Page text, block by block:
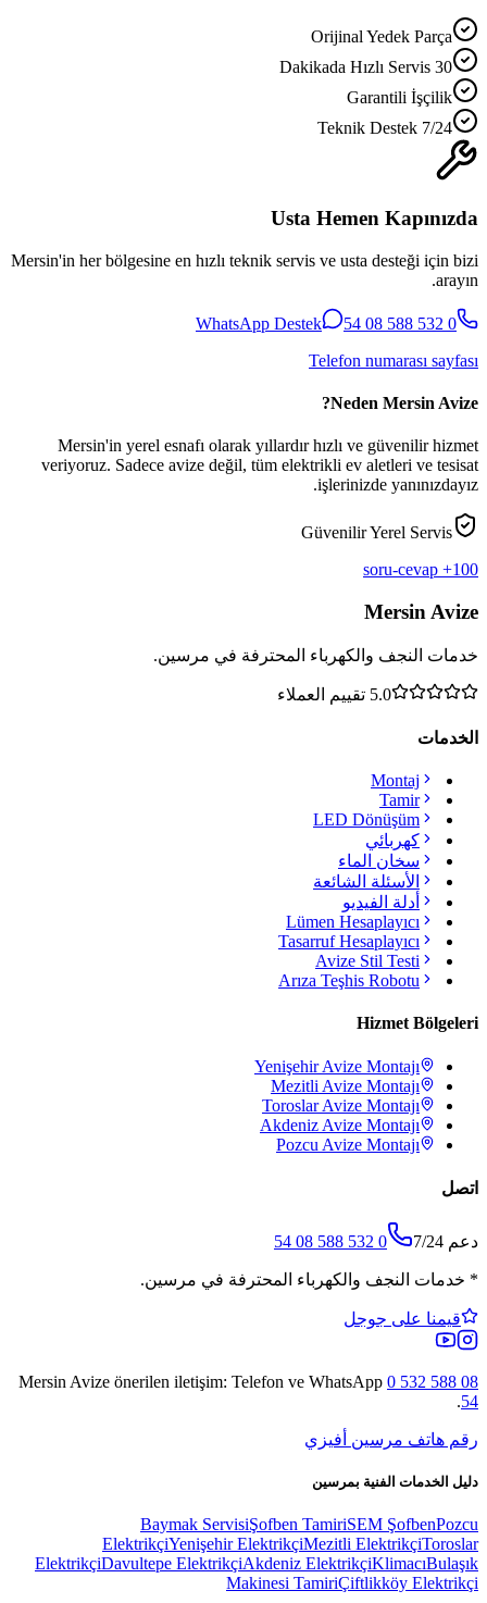
Orijinal Yedek Parça
30 Dakikada Hızlı Servis
Garantili İşçilik
7/24 Teknik Destek
Usta Hemen Kapınızda
Mersin'in her bölgesine en hızlı teknik servis ve usta desteği için bizi
arayın.
0 532 588 08 54
WhatsApp Destek
Telefon numarası sayfası
Neden Mersin Avize?
Mersin'in yerel esnafı olarak yıllardır hızlı ve güvenilir hizmet
veriyoruz. Sadece avize değil, tüm elektrikli ev aletleri ve tesisat
işlerinizde yanınızdayız.
Güvenilir Yerel Servis
100+ soru-cevap
Mersin Avize
خدمات النجف والكهرباء المحترفة في مرسين.
5.0 تقييم العملاء
الخدمات
Montaj
Tamir
LED Dönüşüm
كهربائي
سخان الماء
الأسئلة الشائعة
أدلة الفيديو
Lümen Hesaplayıcı
Tasarruf Hesaplayıcı
Avize Stil Testi
Arıza Teşhis Robotu
Hizmet Bölgeleri
YenişehirAvize Montajı
Mezitli Avize Montajı
ToroslarAvize Montajı
Akdeniz Avize Montajı
Pozcu Avize Montajı
اتصل
دعم 7/24 0 532 588 08 54
* خدمات النجف والكهرباء المحترفة في مرسين.
قيمنا على جوجل
Mersin Avize önerilen iletişim: Telefon ve WhatsApp 0 532 588 08
54
.
رقم هاتف مرسين أفيزي
دليل الخدمات الفنية بمرسين
Baymak ServisiŞofben TamiriSEM ŞofbenPozcu
ElektrikçiYenişehir ElektrikçiMezitli ElektrikçiToroslar
ElektrikçiDavultepe ElektrikçiAkdeniz ElektrikçiKlimacıBulaşık
Makinesi TamiriÇiftlikköy Elektrikçi